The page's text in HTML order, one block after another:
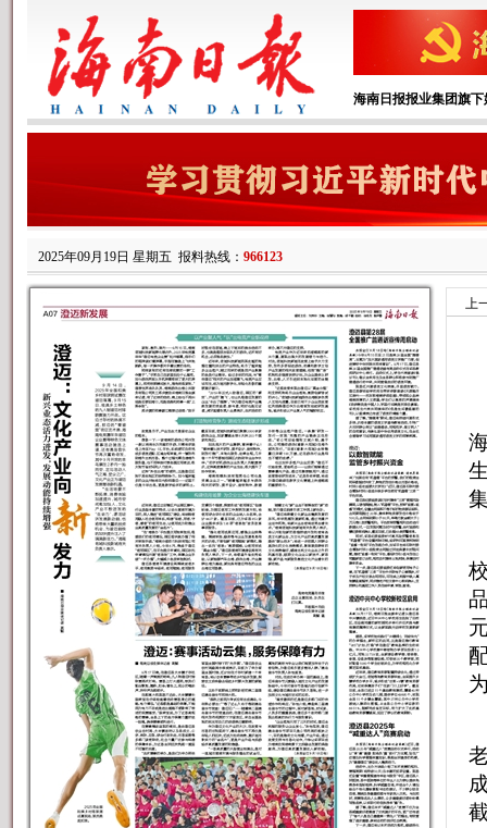
海南日报报业集团旗下
2025年09月19日 星期五 报料热线： 966123
上